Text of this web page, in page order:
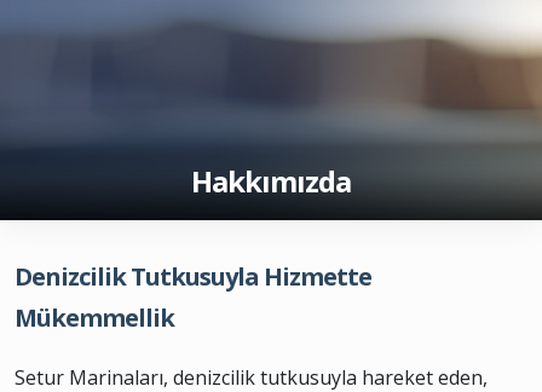
Hakkımızda
Denizcilik Tutkusuyla Hizmette
Mükemmellik
Setur Marinaları, denizcilik tutkusuyla hareket eden,